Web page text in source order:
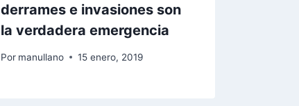
derrames e invasiones son
la verdadera emergencia
Por manullano 15 enero, 2019